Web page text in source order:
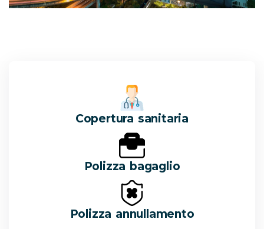
Copertura sanitaria
Polizza bagaglio
Polizza annullamento